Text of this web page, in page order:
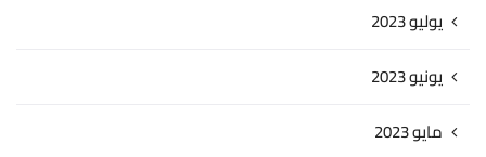
يوليو 2023
يونيو 2023
مايو 2023